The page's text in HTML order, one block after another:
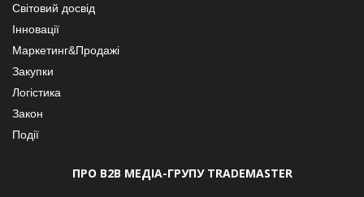
Світовий досвід
Інновації
Маркетинг&Продажі
Закупки
Логістика
Закон
Події
ПРО В2В МЕДІА-ГРУПУ TRADEMASTER